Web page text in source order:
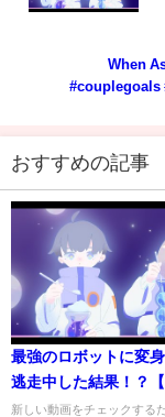
When
#couplegoals
おすすめの記事
最強のロボットに変
逃走中した結果！？【
ら・マインクラフト】
新しい動画をチェックする